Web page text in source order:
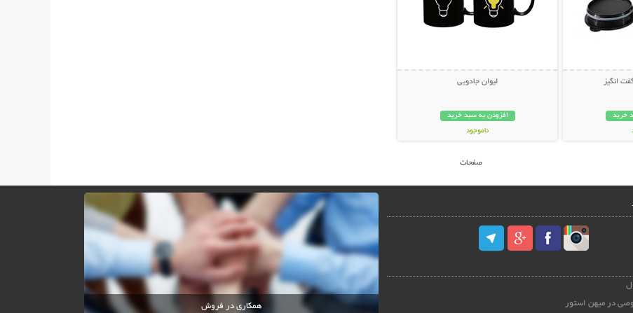
انگیز
خرید
لیوان جادویی
افزودن به سبد خرید
ناموجود
صفحات
در میهن استور
همکاری در فروش